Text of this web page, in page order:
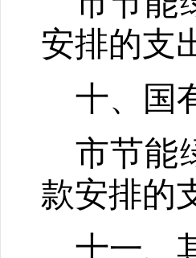
安排的支
十、国
市节能
款安排的
十一、